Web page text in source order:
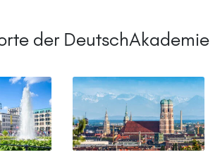
der DeutschAkademie